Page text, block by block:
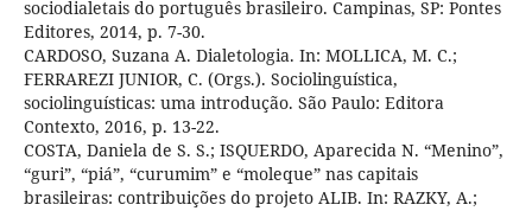
sociodialetais do português brasileiro. Campinas, SP: Pontes
Editores, 2014, p. 7-30.
CARDOSO, Suzana A. Dialetologia. In: MOLLICA, M. C.;
FERRAREZI JUNIOR, C. (Orgs.). Sociolinguística,
sociolinguísticas: uma introdução. São Paulo: Editora
Contexto, 2016, p. 13-22.
COSTA, Daniela de S. S.; ISQUERDO, Aparecida N. “Menino”,
“guri”, “piá”, “curumim” e “moleque” nas capitais
brasileiras: contribuições do projeto ALIB. In: RAZKY, A.;